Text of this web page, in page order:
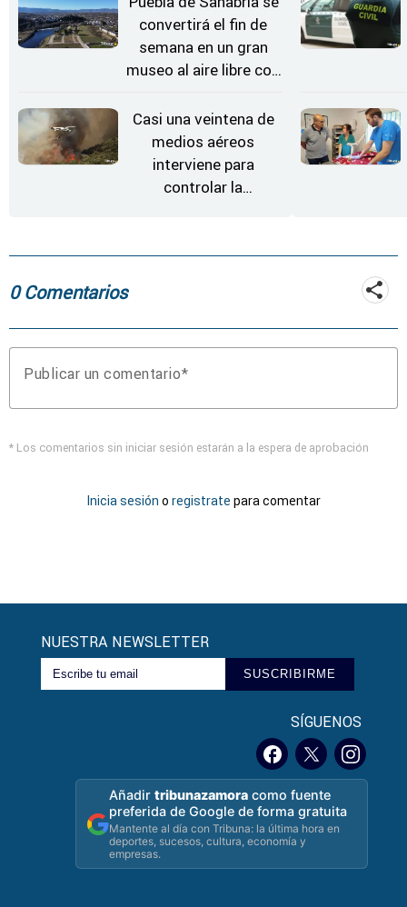
convertirá el fin de
semana en un gran
museo al aire libre con
Casi una veintena de
medios aéreos
interviene para
controlar la
Fermoselle
0 Comentarios
Publicar un comentario
* Los comentarios sin iniciar sesión estarán a la espera de aprobación
Inicia sesión o registrate para comentar
NUESTRA NEWSLETTER
SUSCRIBIRME
SÍGUENOS
Añadirtribunazamora como fuente
preferida de Google de forma gratuita
Mantente al día con Tribuna: la última hora en
deportes, sucesos, cultura, economía y
empresas.